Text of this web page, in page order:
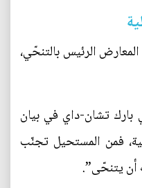
الرئيس بالتنحّي،
بارك تشان-داي في بيان
فمن المستحيل تجنّب
أن يتنحّى”.